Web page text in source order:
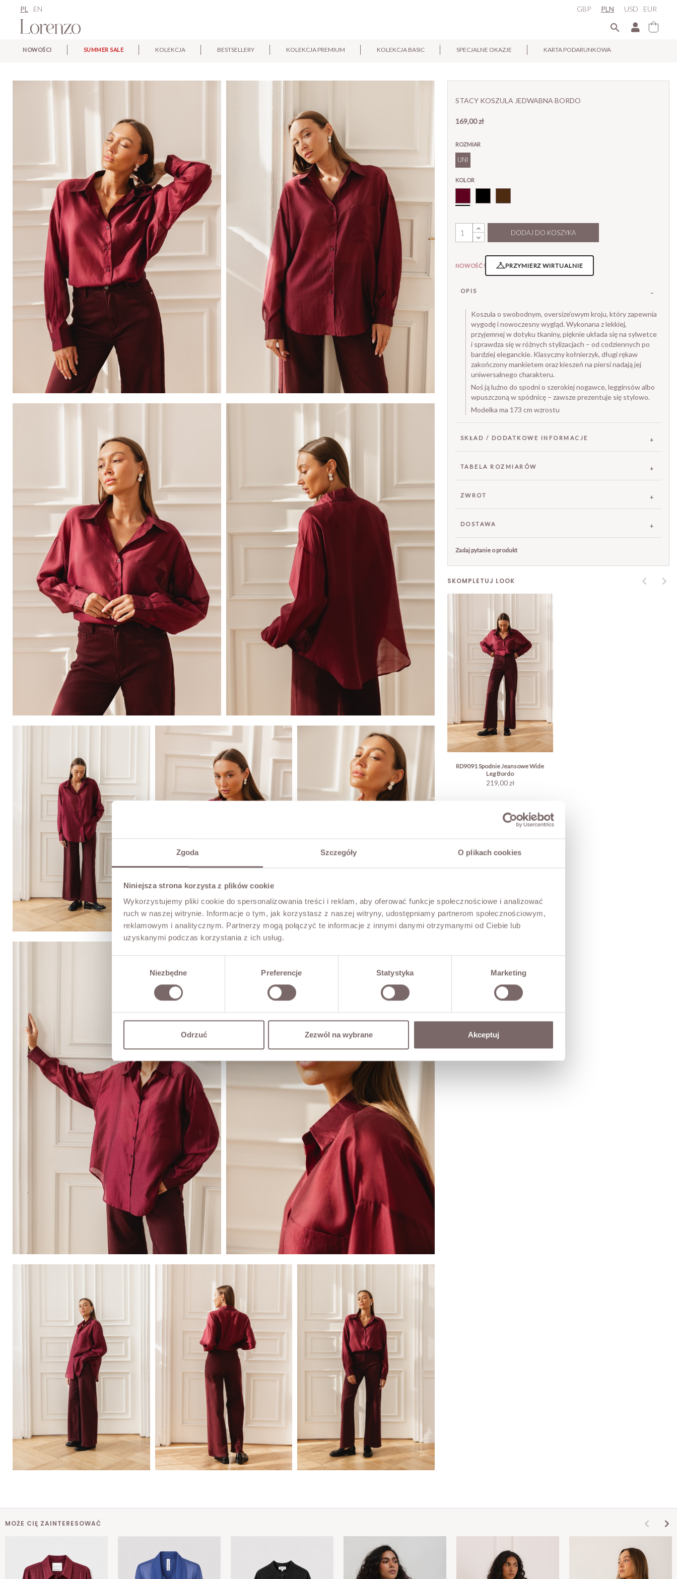
Zgoda Szczegóły O plikach cookies
Niniejsza strona korzysta z plików cookie
Wykorzystujemy pliki cookie do spersonalizowania treści i reklam, aby oferować funkcje społecznościowe i analizować
ruch w naszej witrynie. Informacje o tym, jak korzystasz z naszej witryny, udostępniamy partnerom społecznościowym,
reklamowym i analitycznym. Partnerzy mogą połączyć te informacje z innymi danymi otrzymanymi od Ciebie lub
uzyskanymi podczas korzystania z ich usług.
Niezbędne Preferencje Statystyka Marketing
Odrzuć Zezwól na wybrane Akceptuj
PL EN EUR
GBP PLN USD

NOWOŚCI SUMMER SALE KOLEKCJA BESTSELLERY KOLEKCJA PREMIUM KOLEKCJA BASIC SPECJALNE OKAZJE KARTA PODARUNKOWA
STACY KOSZULA JEDWABNA BORDO
169,00 zł
ROZMIAR
UNI
KOLOR
DODAJ DO KOSZYKA
NOWOŚĆ! PRZYMIERZ WIRTUALNIE
OPIS
Koszula o swobodnym, oversize’owym kroju, który zapewnia
wygodę i nowoczesny wygląd. Wykonana z lekkiej,
przyjemnej w dotyku tkaniny, pięknie układa się na sylwetce
i sprawdza się w różnych stylizacjach – od codziennych po
bardziej eleganckie. Klasyczny kołnierzyk, długi rękaw
zakończony mankietem oraz kieszeń na piersi nadają jej
uniwersalnego charakteru.
Noś ją luźno do spodni o szerokiej nogawce, legginsów albo
wpuszczoną w spódnicę – zawsze prezentuje się stylowo.
Modelka ma 173 cm wzrostu
SKŁAD / DODATKOWE INFORMACJE
TABELA ROZMIARÓW
ZWROT
DOSTAWA
Zadaj pytanie o produkt
SKOMPLETUJ LOOK
RD9091 Spodnie Jeansowe Wide
Leg Bordo
219,00 zł
MOŻE CIĘ ZAINTERESOWAĆ
×